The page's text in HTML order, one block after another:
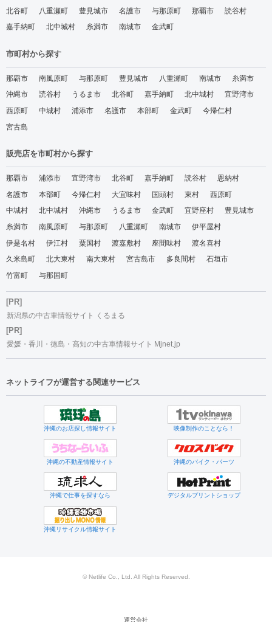
北谷町
八重瀬町 豊見城市 名護市 与那原町 那覇市
読谷村
嘉手納町
北中城村 糸満市 南城市 金武町
市町村から探す
那覇市 南風原町 与那原町 豊見城市 八重瀬町 南城市
糸満市
沖縄市
読谷村 うるま市 北谷町 嘉手納町 北中城村
宜野湾市
西原町
中城村 浦添市 名護市 本部町 金武町
今帰仁村
宮古島
販売店を市町村から探す
那覇市 浦添市 宜野湾市 北谷町 嘉手納町 読谷村
恩納村
名護市
本部町 今帰仁村 大宜味村 国頭村 東村
西原町
中城村
北中城村 沖縄市 うるま市 金武町 宜野座村
豊見城市
糸満市
南風原町 与那原町 八重瀬町 南城市
伊平屋村
伊是名村
伊江村 粟国村 渡嘉敷村 座間味村
渡名喜村
久米島町
北大東村 南大東村 宮古島市 多良間村
石垣市
竹富町
与那国町
[PR]
新潟県の中古車情報サイト くるまる
[PR]
愛媛・香川・徳島・高知の中古車情報サイト Mjnet.jp
ネットライフが運営する関連サービス
沖縄のお店探し情報サイト 映像制作のことなら！
沖縄の不動産情報サイト 沖縄のバイク・パーツ
沖縄で仕事を探すなら デジタルプリントショップ
沖縄リサイクル情報サイト
© Netlife Co., Ltd. All Rights Reserved.
運営会社